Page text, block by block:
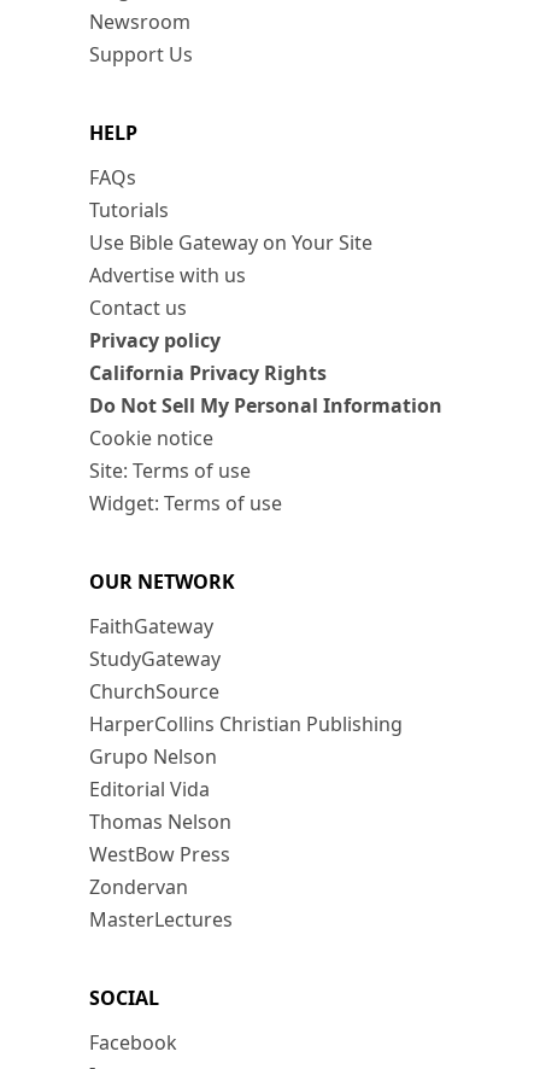
Newsroom
Support Us
HELP
FAQs
Tutorials
Use Bible Gateway on Your Site
Advertise with us
Contact us
Privacy policy
California Privacy Rights
Do Not Sell My Personal Information
Cookie notice
Site: Terms of use
Widget: Terms of use
OUR NETWORK
FaithGateway
StudyGateway
ChurchSource
HarperCollins Christian Publishing
Grupo Nelson
Editorial Vida
Thomas Nelson
WestBow Press
Zondervan
MasterLectures
SOCIAL
Facebook